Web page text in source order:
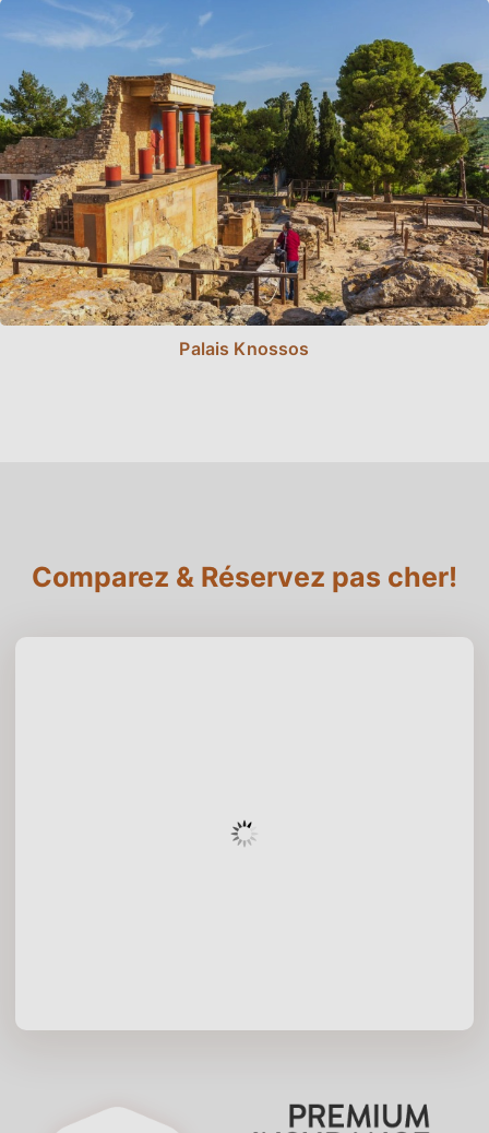
Palais Knossos
Comparez & Réservez pas cher!